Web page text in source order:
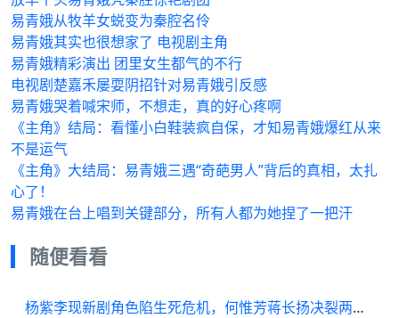
易青娥从牧羊女蜕变为秦腔名伶
易青娥其实也很想家了 电视剧主角
易青娥精彩演出 团里女生都气的不行
电视剧楚嘉禾屡耍阴招针对易青娥引反感
易青娥哭着喊宋师，不想走，真的好心疼啊
《主角》结局：看懂小白鞋装疯自保，才知易青娥爆红从来
不是运气
《主角》大结局：易青娥三遇“奇葩男人”背后的真相，太扎
心了！
易青娥在台上唱到关键部分，所有人都为她捏了一把汗
随便看看
杨紫李现新剧角色陷生死危机，何惟芳蒋长扬决裂两不相欠